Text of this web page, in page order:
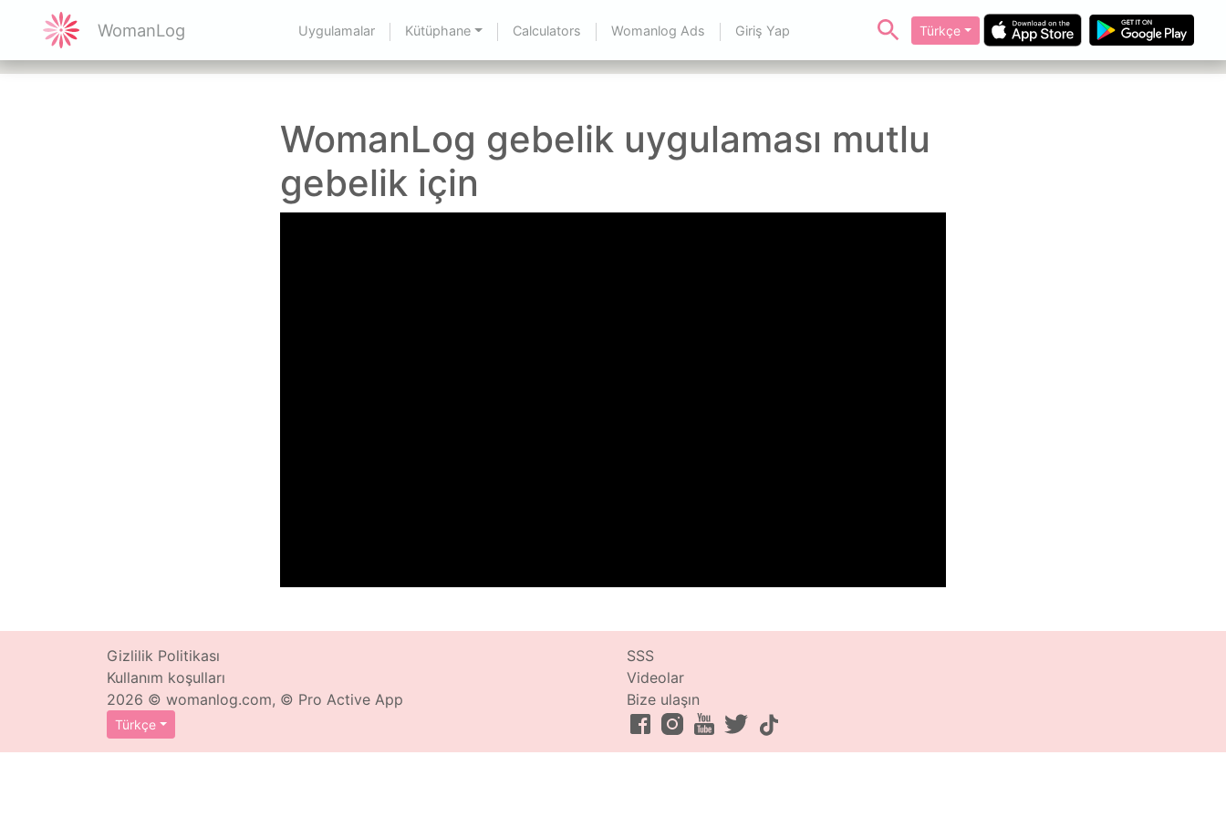
WomanLog Uygulamalar Kütüphane Calculators Womanlog Ads Giriş Yap Türkçe
WomanLog gebelik uygulaması mutlu
gebelik için
Gizlilik Politikası
Kullanım koşulları
2026 © womanlog.com, © Pro Active App
Türkçe
SSS
Videolar
Bize ulaşın